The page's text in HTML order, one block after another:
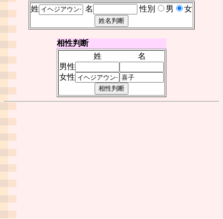
姓
名 性別 男 女
相性判断
姓
名
男性
女性